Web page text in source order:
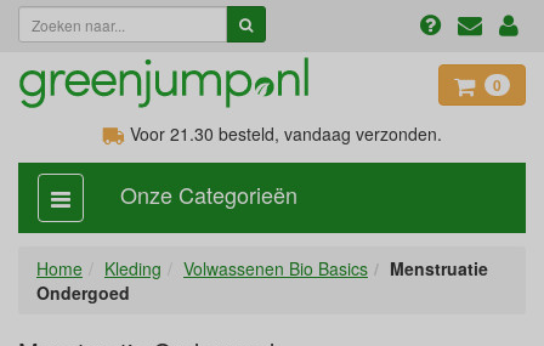
0
Voor 21.30 besteld, vandaag verzonden.
categorie
aan,
Onze Categorieën
Home Kleding Volwassenen Bio Basics
Menstruatie
Ondergoed